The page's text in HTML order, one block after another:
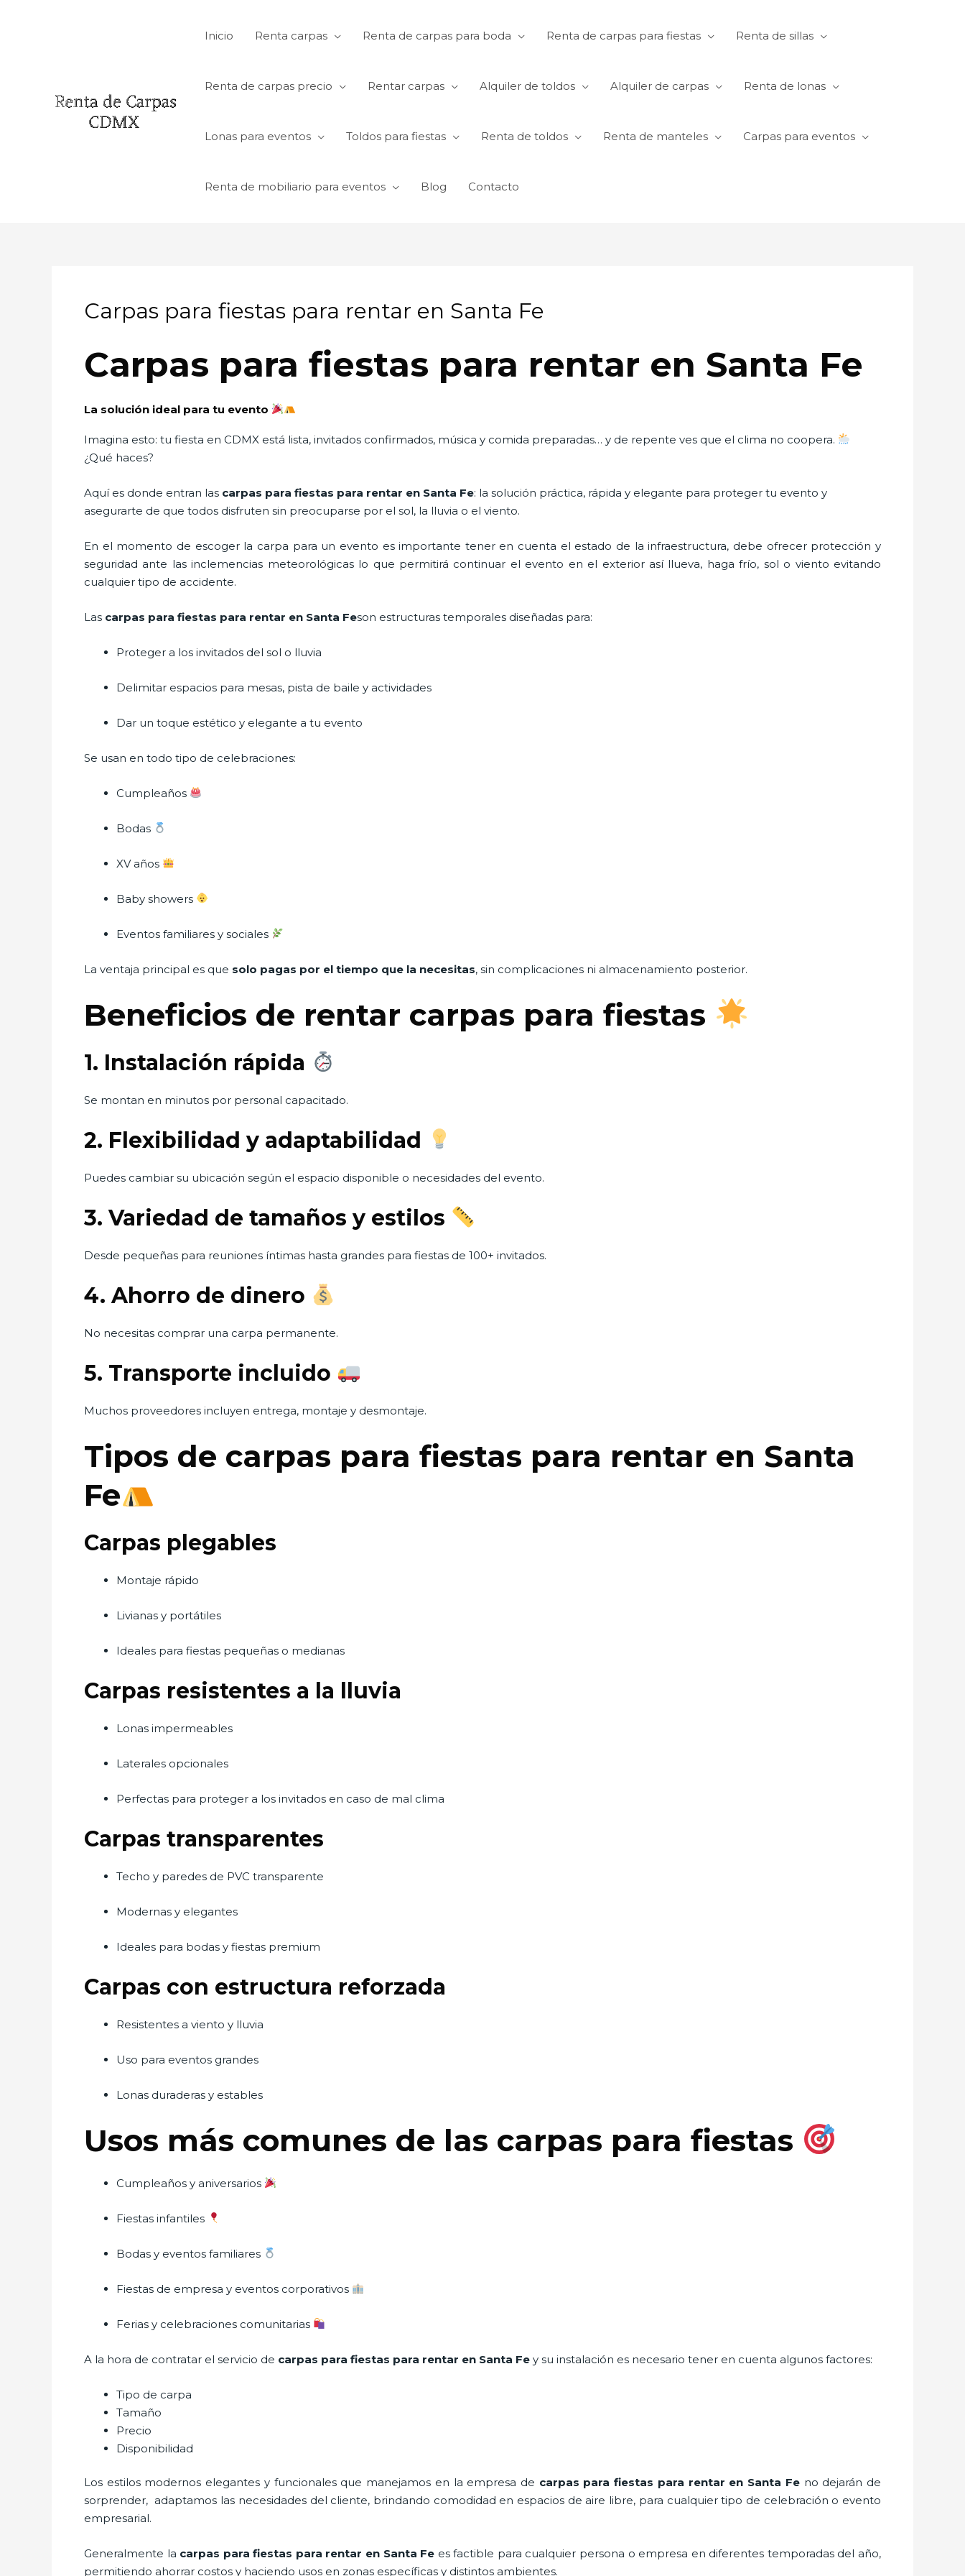
Inicio Renta carpas Renta de carpas para boda Renta de carpas para fiestas Renta de sillas
Renta de carpas precio Rentar carpas Alquiler de toldos Alquiler de carpas Renta de lonas
Lonas para eventos Toldos para fiestas Renta de toldos Renta de manteles Carpas para eventos
Renta de mobiliario para eventos Blog Contacto
Carpas para fiestas para rentar en Santa Fe
Carpas para fiestas para rentar en Santa Fe
La solución ideal para tu evento
Imagina esto: tu fiesta en CDMX está lista, invitados confirmados, música y comida preparadas… y de repente ves que el clima no coopera.
¿Qué haces?
Aquí es donde entran las carpas para fiestas para rentar en Santa Fe: la solución práctica, rápida y elegante para proteger tu evento y
asegurarte de que todos disfruten sin preocuparse por el sol, la lluvia o el viento.
En el momento de escoger la carpa para un evento es importante tener en cuenta el estado de la infraestructura, debe ofrecer protección y
seguridad ante las inclemencias meteorológicas lo que permitirá continuar el evento en el exterior así llueva, haga frío, sol o viento evitando
cualquier tipo de accidente.
Las carpas para fiestas para rentar en Santa Feson estructuras temporales diseñadas para:
Proteger a los invitados del sol o lluvia
Delimitar espacios para mesas, pista de baile y actividades
Dar un toque estético y elegante a tu evento
Se usan en todo tipo de celebraciones:
Cumpleaños
Bodas
XV años
Baby showers
Eventos familiares y sociales
La ventaja principal es que solo pagas por el tiempo que la necesitas, sin complicaciones ni almacenamiento posterior.
Beneficios de rentar carpas para fiestas
1. Instalación rápida
Se montan en minutos por personal capacitado.
2. Flexibilidad y adaptabilidad
Puedes cambiar su ubicación según el espacio disponible o necesidades del evento.
3. Variedad de tamaños y estilos
Desde pequeñas para reuniones íntimas hasta grandes para fiestas de 100+ invitados.
4. Ahorro de dinero
No necesitas comprar una carpa permanente.
5. Transporte incluido
Muchos proveedores incluyen entrega, montaje y desmontaje.
Tipos de carpas para fiestas para rentar en Santa
Fe
Carpas plegables
Montaje rápido
Livianas y portátiles
Ideales para fiestas pequeñas o medianas
Carpas resistentes a la lluvia
Lonas impermeables
Laterales opcionales
Perfectas para proteger a los invitados en caso de mal clima
Carpas transparentes
Techo y paredes de PVC transparente
Modernas y elegantes
Ideales para bodas y fiestas premium
Carpas con estructura reforzada
Resistentes a viento y lluvia
Uso para eventos grandes
Lonas duraderas y estables
Usos más comunes de las carpas para fiestas
Cumpleaños y aniversarios
Fiestas infantiles
Bodas y eventos familiares
Fiestas de empresa y eventos corporativos
Ferias y celebraciones comunitarias
A la hora de contratar el servicio de carpas para fiestas para rentar en Santa Fe y su instalación es necesario tener en cuenta algunos factores:
Tipo de carpa
Tamaño
Precio
Disponibilidad
Los estilos modernos elegantes y funcionales que manejamos en la empresa de carpas para fiestas para rentar en Santa Feno dejarán de
sorprender, adaptamos las necesidades del cliente, brindando comodidad en espacios de aire libre, para cualquier tipo de celebración o evento
empresarial.
Generalmente la carpas para fiestas para rentar en Santa Fe es factible para cualquier persona o empresa en diferentes temporadas del año,
permitiendo ahorrar costos y haciendo usos en zonas específicas y distintos ambientes.